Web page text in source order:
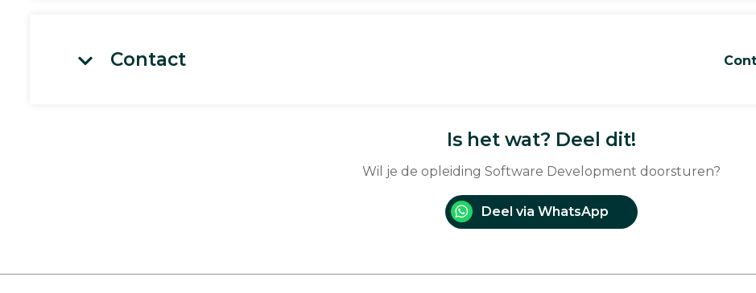
Contact
Is het wat? Deel dit!
Wil je de opleiding Software Development doorsturen?
Deel via WhatsApp